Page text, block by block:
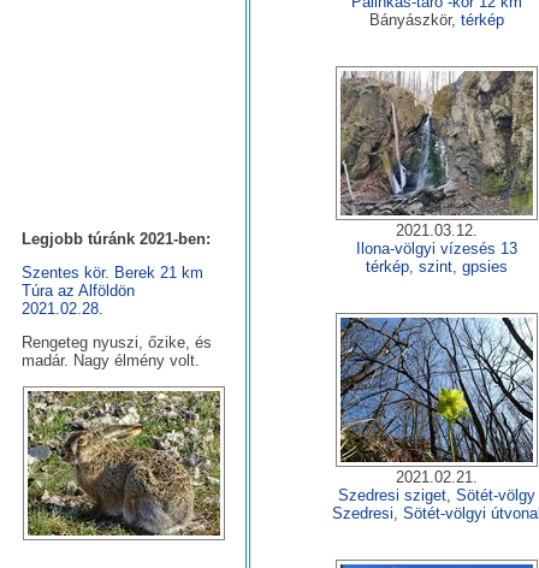
Legjobb túránk 2021-ben:
Szentes kör. Berek 21 km
Túra az Alföldön
2021.02.28.
Rengeteg nyuszi, őzike, és
madár. Nagy élmény volt.
Bányászkör, térkép
2021.03.12.
Ilona-völgyi vízesés 13
térkép, szint, gpsies
2021.02.21.
Szedresi sziget, Sötét-völgy
Szedresi, Sötét-völgyi